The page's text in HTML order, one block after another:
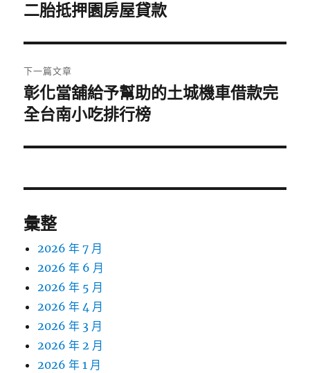
導
覽
一
文
章:
二胎抵押園房屋貸款
下一篇文章
下
一
文
彰化當舖給予幫助的土城機車借款完
全台南小吃排行榜
彙整
2026 年 7 月
2026 年 6 月
2026 年 5 月
2026 年 4 月
2026 年 3 月
2026 年 2 月
2026 年 1 月